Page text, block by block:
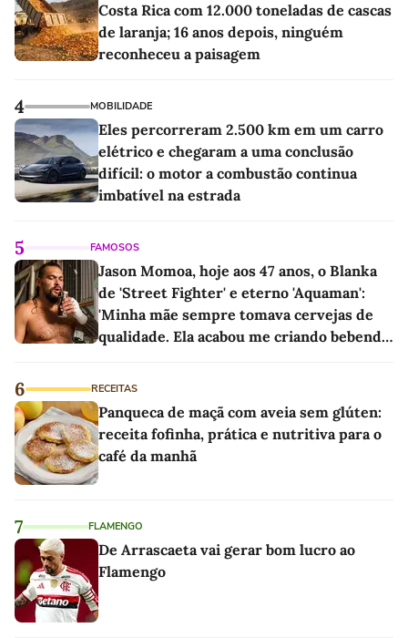
Costa Rica com 12.000 toneladas de cascas
de laranja; 16 anos depois, ninguém
reconheceu a paisagem
4 MOBILIDADE
Eles percorreram 2.500 km em um carro
elétrico e chegaram a uma conclusão
difícil: o motor a combustão continua
imbatível na estrada
5 FAMOSOS
Jason Momoa, hoje aos 47 anos, o Blanka
de 'Street Fighter' e eterno 'Aquaman':
'Minha mãe sempre tomava cervejas de
qualidade. Ela acabou me criando bebendo
6 RECEITAS
Panqueca de maçã com aveia sem glúten:
receita fofinha, prática e nutritiva para o
café da manhã
7 FLAMENGO
De Arrascaeta vai gerar bom lucro ao
Flamengo